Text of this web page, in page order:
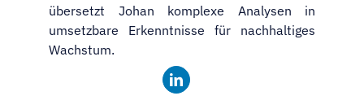
übersetzt Johan komplexe Analysen in
umsetzbare Erkenntnisse für nachhaltiges
Wachstum.